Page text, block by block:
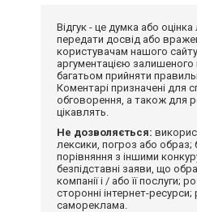
Відгук - це думка або
передати досвід або
користувачам нашого
аргументацією
багатьом прийняти
Коментарі призначені для
обговорення, а також для
цікавлять.
Не дозволяється:
лексики, погроз або образ;
порівняння з іншими
безпідставні заяви, що
компанії і / або її послуги;
сторонні інтернет-
самореклама.